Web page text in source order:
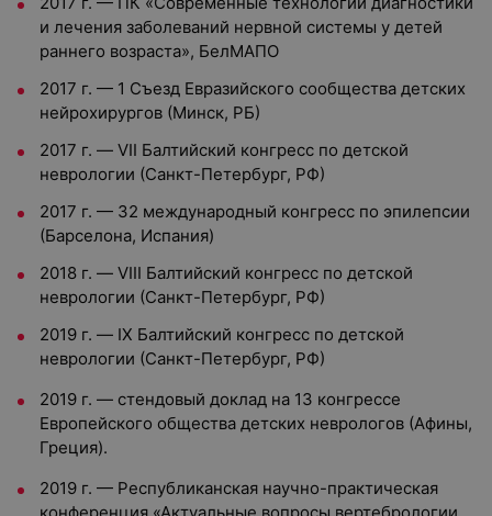
и лечения заболеваний нервной системы у детей
раннего возраста», БелМАПО
2017 г. — 1 Съезд Евразийского сообщества детских
нейрохирургов (Минск, РБ)
2017 г. — VII Балтийский конгресс по детской
неврологии (Санкт-Петербург, РФ)
2017 г. — 32 международный конгресс по эпилепсии
(Барселона, Испания)
2018 г. — VIII Балтийский конгресс по детской
неврологии (Санкт-Петербург, РФ)
2019 г. — IX Балтийский конгресс по детской
неврологии (Санкт-Петербург, РФ)
2019 г. — стендовый доклад на 13 конгрессе
Европейского общества детских неврологов (Афины,
Греция).
2019 г. — Республиканская научно-практическая